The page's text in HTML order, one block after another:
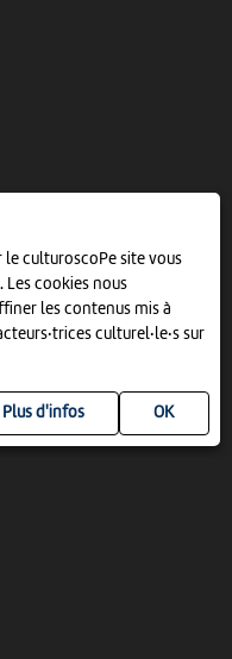
le culturoscoPe site vous
Les cookies nous
les contenus mis à
culturel·le·s sur
Plus d'infos